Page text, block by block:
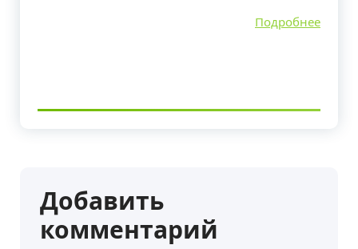
Подробнее
Добавить
комментарий